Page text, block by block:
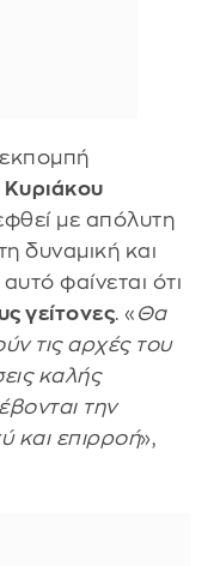
Κυριάκου
με απόλυτη
δυναμική και
φαίνεται ότι
γείτονες. « Θα
τις αρχές του
καλής
την
και επιρροή»,